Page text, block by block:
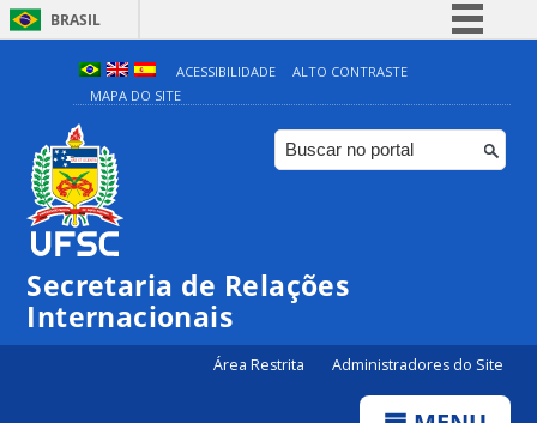
BRASIL
Simplifique!
Comunica BR
Participe
ACESSIBILIDADE
ALTO CONTRASTE
MAPA DO SITE
Secretaria de Relações
Internacionais
Área Restrita Administradores do Site